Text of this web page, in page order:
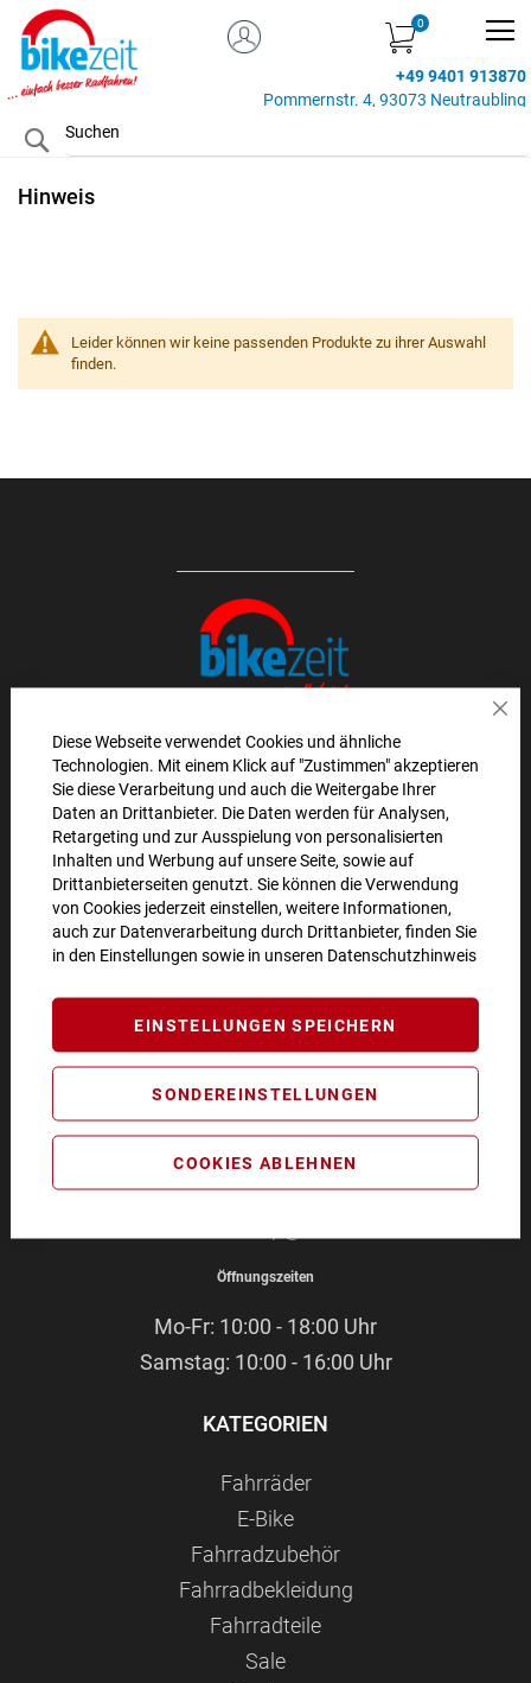
Diese Webseite verwendet Cookies und ähnliche
Technologien. Mit einem Klick auf "Zustimmen" akzeptieren
Sie diese Verarbeitung und auch die Weitergabe Ihrer
Daten an Drittanbieter. Die Daten werden für Analysen,
Retargeting und zur Ausspielung von personalisierten
Inhalten und Werbung auf unsere Seite, sowie auf
Drittanbieterseiten genutzt. Sie können die Verwendung
von Cookies jederzeit einstellen, weitere Informationen,
auch zur Datenverarbeitung durch Drittanbieter, finden Sie
in den Einstellungen sowie in unseren Datenschutzhinweis
EINSTELLUNGEN SPEICHERN
SONDEREINSTELLUNGEN
COOKIES ABLEHNEN
MEIN KONTO
+49 9401 913870
Pommernstr. 4, 93073 Neutraubling
Search
Hinweis
Leider können wir keine passenden Produkte zu ihrer Auswahl
finden.
AKTIONEN UND NEUHEITEN ABONNIEREN UND
10€ GUTSCHEIN SICHERN!**
ANMELDEN
**Angebot gültig ab einem Bestellwert von 100€.
Abmeldung jederzeit möglich.
SO ERREICHEN SIE UNS
BIKEZEIT
Pommernstr. 4
93073 Neutraubling
Service-Hotline:09401 - 91 38 70
Öffnungszeiten
Mo-Fr: 10:00 - 18:00 Uhr
Samstag: 10:00 - 16:00 Uhr
KATEGORIEN
Fahrräder
E-Bike
Fahrradzubehör
Fahrradbekleidung
Fahrradteile
Sale